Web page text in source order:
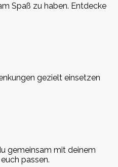
Spaß zu haben. Entdecke
gezielt einsetzen
gemeinsam mit deinem
passen.